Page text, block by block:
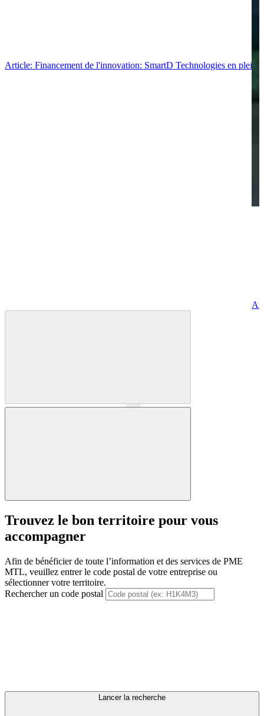
Article: Financement de l'innovation: SmartD Technologies en pleine
Précédent
Trouvez le bon territoire pour vous
accompagner
Afin de bénéficier de toute l’information et des services de PME
MTL, veuillez entrer le code postal de votre entreprise ou
sélectionner votre territoire.
Rechercher un code postal
Lancer la recherche